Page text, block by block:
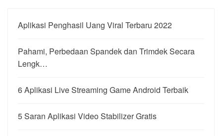
Aplikasi Penghasil Uang Viral Terbaru 2022
Pahami, Perbedaan Spandek dan Trimdek Secara
Lengk…
6 Aplikasi Live Streaming Game Android Terbaik
5 Saran Aplikasi Video Stabilizer Gratis